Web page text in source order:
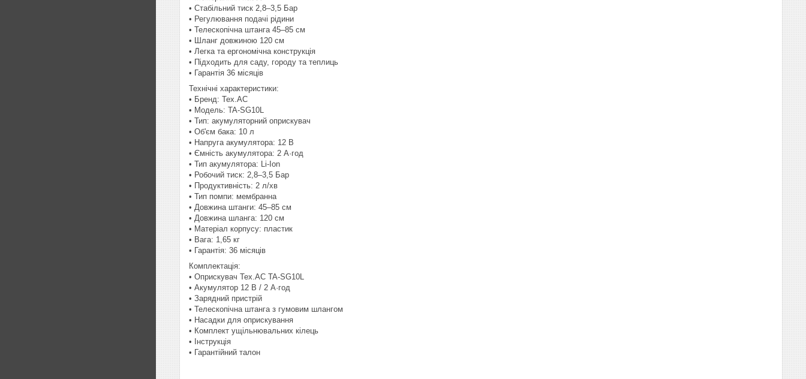
• Стабільний тиск 2,8–3,5 Бар
• Регулювання подачі рідини
• Телескопічна штанга 45–85 см
• Шланг довжиною 120 см
• Легка та ергономічна конструкція
• Підходить для саду, городу та теплиць
• Гарантія 36 місяців
Технічні характеристики:
• Бренд: Tex.AC
• Модель: TA-SG10L
• Тип: акумуляторний оприскувач
• Об'єм бака: 10 л
• Напруга акумулятора: 12 В
• Ємність акумулятора: 2 А·год
• Тип акумулятора: Li-Ion
• Робочий тиск: 2,8–3,5 Бар
• Продуктивність: 2 л/хв
• Тип помпи: мембранна
• Довжина штанги: 45–85 см
• Довжина шланга: 120 см
• Матеріал корпусу: пластик
• Вага: 1,65 кг
• Гарантія: 36 місяців
Комплектація:
• Оприскувач Tex.AC TA-SG10L
• Акумулятор 12 В / 2 А·год
• Зарядний пристрій
• Телескопічна штанга з гумовим шлангом
• Насадки для оприскування
• Комплект ущільнювальних кілець
• Інструкція
• Гарантійний талон